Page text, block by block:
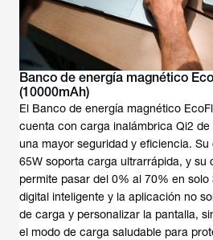
Banco de energía magnético
(10000mAh)
El Banco de energía magnético
cuenta con carga inalámbrica Qi2
una mayor seguridad y eficiencia.
65W soporta carga ultrarrápida, y su
permite pasar del 0% al 70% en solo
digital inteligente y la aplicación no
de carga y personalizar la pantalla,
el modo de carga saludable para